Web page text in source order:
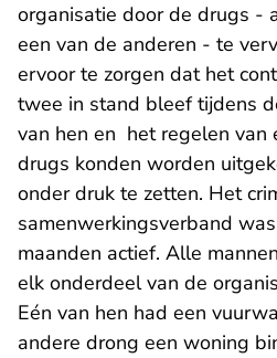
organisatie door de drugs -
een van de anderen - te
ervoor te zorgen dat het
twee in stand bleef tijdens
van hen en het regelen van
drugs konden worden
onder druk te zetten. Het
samenwerkingsverband was
maanden actief. Alle
elk onderdeel van de
Eén van hen had een
andere drong een woning